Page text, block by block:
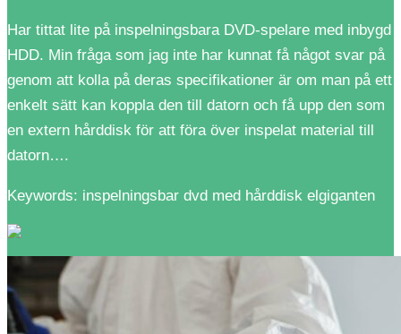
Har tittat lite på inspelningsbara DVD-spelare med inbygd
HDD. Min fråga som jag inte har kunnat få något svar på
genom att kolla på deras specifikationer är om man på ett
enkelt sätt kan koppla den till datorn och få upp den som
en extern hårddisk för att föra över inspelat material till
datorn….
Keywords: inspelningsbar dvd med hårddisk elgiganten